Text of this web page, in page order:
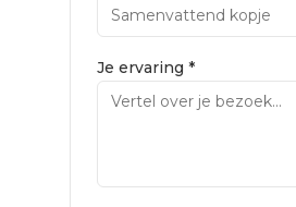
Je ervaring *